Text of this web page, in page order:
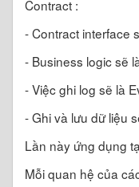
Contract :
- Contract interface
- Business logic sẽ
- Việc ghi log sẽ là
- Ghi và lưu dữ liệu
Lần này ứng dụng
Mỗi quan hệ của